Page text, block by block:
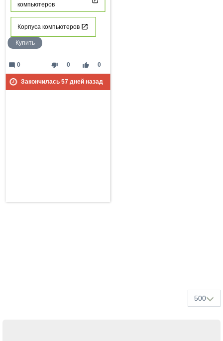
компьютеров
Корпуса компьютеров
Купить
thumb_down 0 thumb_up 0
mode_comment 0
Закончилась 57дней назад
500